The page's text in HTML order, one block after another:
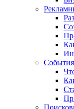
События